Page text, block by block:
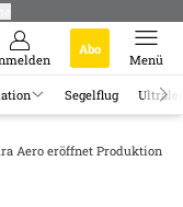
Abo
Menü
Segelflug
Aero eröffnet Produktion in